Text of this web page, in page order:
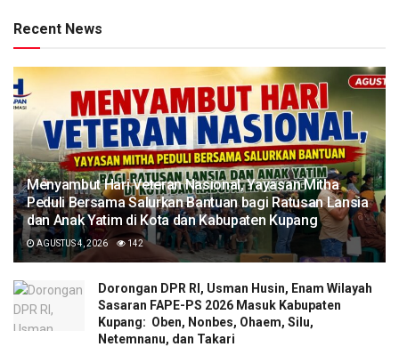
Recent News
​Menyambut Hari Veteran Nasional, Yayasan Mitha
Peduli Bersama Salurkan Bantuan bagi Ratusan Lansia
dan Anak Yatim di Kota dan Kabupaten Kupang
AGUSTUS 4, 2026 142
Dorongan DPR RI, Usman Husin, Enam Wilayah
Sasaran FAPE-PS 2026 Masuk Kabupaten
Kupang: Oben, Nonbes, Ohaem, Silu,
Netemnanu, dan Takari